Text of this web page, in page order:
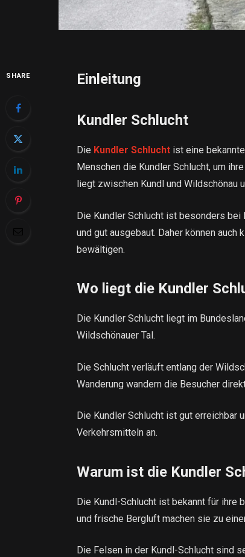
SHARE Einleitung
Kundler Schlucht
Die Kundler Schlucht ist eine
Menschen die Kundler Schlucht, um
liegt zwischen Kundl und Wildschönau
Die Kundler Schlucht ist besonders
und gut ausgebaut. Daher können
bewältigen.
Wo liegt die Kundler
Die Kundler Schlucht liegt im
Wildschönauer Tal.
Die Schlucht verläuft entlang der
Wanderung wandern die Besucher
Die Kundler Schlucht ist gut
Verkehrsmitteln an.
Warum ist die Kundler
Die Kundl-Schlucht ist bekannt für ihre
und frische Bergluft machen sie zu
Die Felsen in der Kundl-Schlucht sind